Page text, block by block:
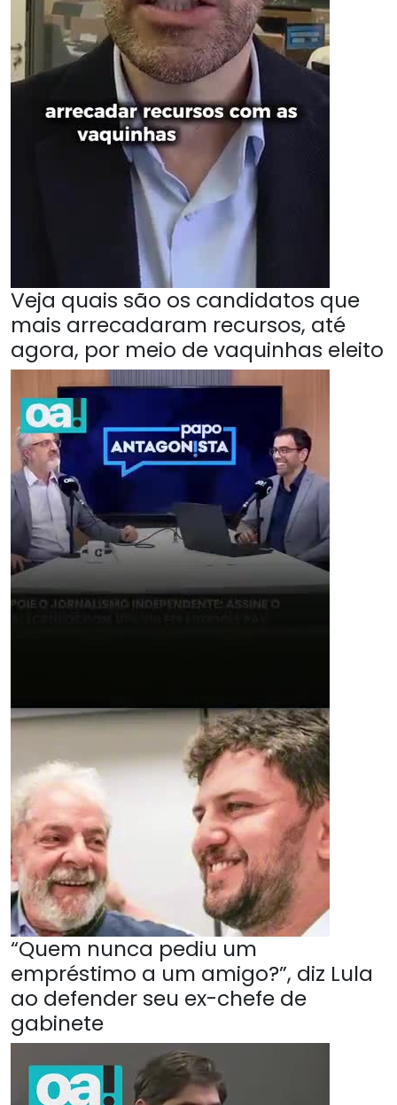
Veja quais são os candidatos que
mais arrecadaram recursos, até
agora, por meio de vaquinhas eleito
“Quem nunca pediu um
empréstimo a um amigo?”, diz Lula
ao defender seu ex-chefe de
gabinete